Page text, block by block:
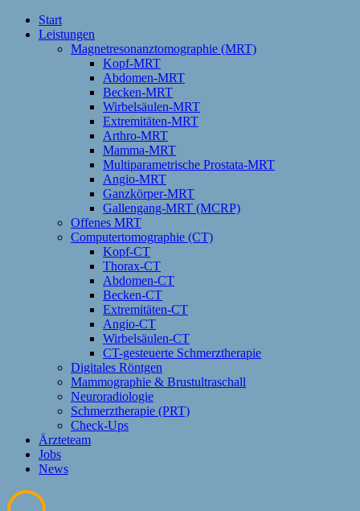
Start
Leistungen
Magnetresonanztomographie (MRT)
Kopf-MRT
Abdomen-MRT
Becken-MRT
Wirbelsäulen-MRT
Extremitäten-MRT
Arthro-MRT
Mamma-MRT
Multiparametrische Prostata-MRT
Angio-MRT
Ganzkörper-MRT
Gallengang-MRT (MCRP)
Offenes MRT
Computertomographie (CT)
Kopf-CT
Thorax-CT
Abdomen-CT
Becken-CT
Extremitäten-CT
Angio-CT
Wirbelsäulen-CT
CT-gesteuerte Schmerztherapie
Digitales Röntgen
Mammographie & Brustultraschall
Neuroradiologie
Schmerztherapie (PRT)
Check-Ups
Ärzteteam
Jobs
News